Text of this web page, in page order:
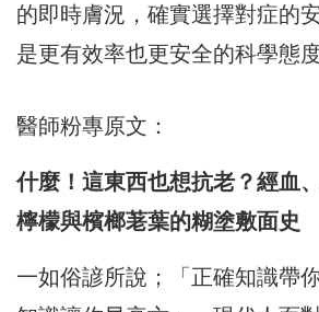
的即時膚況，確實選擇對症的
是更有效率也更安全的科學態度
醫師粉專原文：
什麼！這東西也想抗老？經血
檸檬與檳榔荖葉的糊塗敷面史
一如俗諺所說；「正確知識帶